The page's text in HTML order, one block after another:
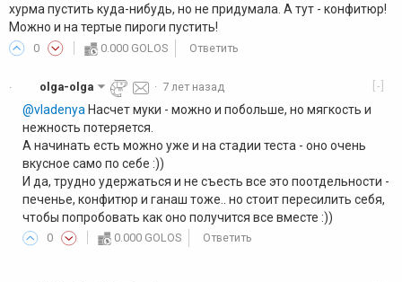
хурма пустить куда-нибудь, но не придумала. А тут - конфитюр!
Можно и на тертые пироги пустить!
0 0.000 GOLOS Ответить
· [-]
olga-olga · 7 лет назад
@vladenya Насчет муки - можно и побольше, но мягкость и
нежность потеряется.
А начинать есть можно уже и на стадии теста - оно очень
вкусное само по себе :))
И да, трудно удержаться и не съесть все это поотдельности -
печенье, конфитюр и ганаш тоже.. но стоит пересилить себя,
чтобы попробовать как оно получится все вместе :))
0 0.000 GOLOS Ответить